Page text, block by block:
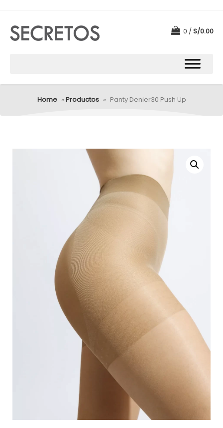
0 S/0.00
Home » Productos » Panty Denier30 Push Up